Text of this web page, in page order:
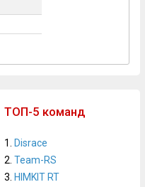
ТОП-5 команд
1.
Disrace
2. Team-RS
3. HIMKIT RT